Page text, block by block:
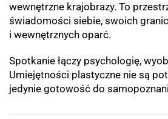
wewnętrzne krajobrazy. To
świadomości siebie, swoich
i wewnętrznych oparć.
Spotkanie łączy psychologię,
Umiejętności plastyczne nie są
jedynie gotowość do